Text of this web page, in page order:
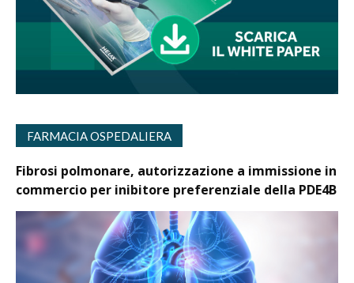
FARMACIA OSPEDALIERA
Fibrosi polmonare, autorizzazione a immissione in
commercio per inibitore preferenziale della PDE4B